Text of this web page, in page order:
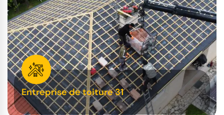
Entreprise de toiture 31